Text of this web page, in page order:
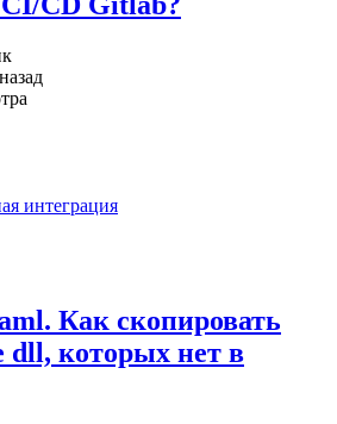
интеграция
Как скопировать
dll, которых нет в